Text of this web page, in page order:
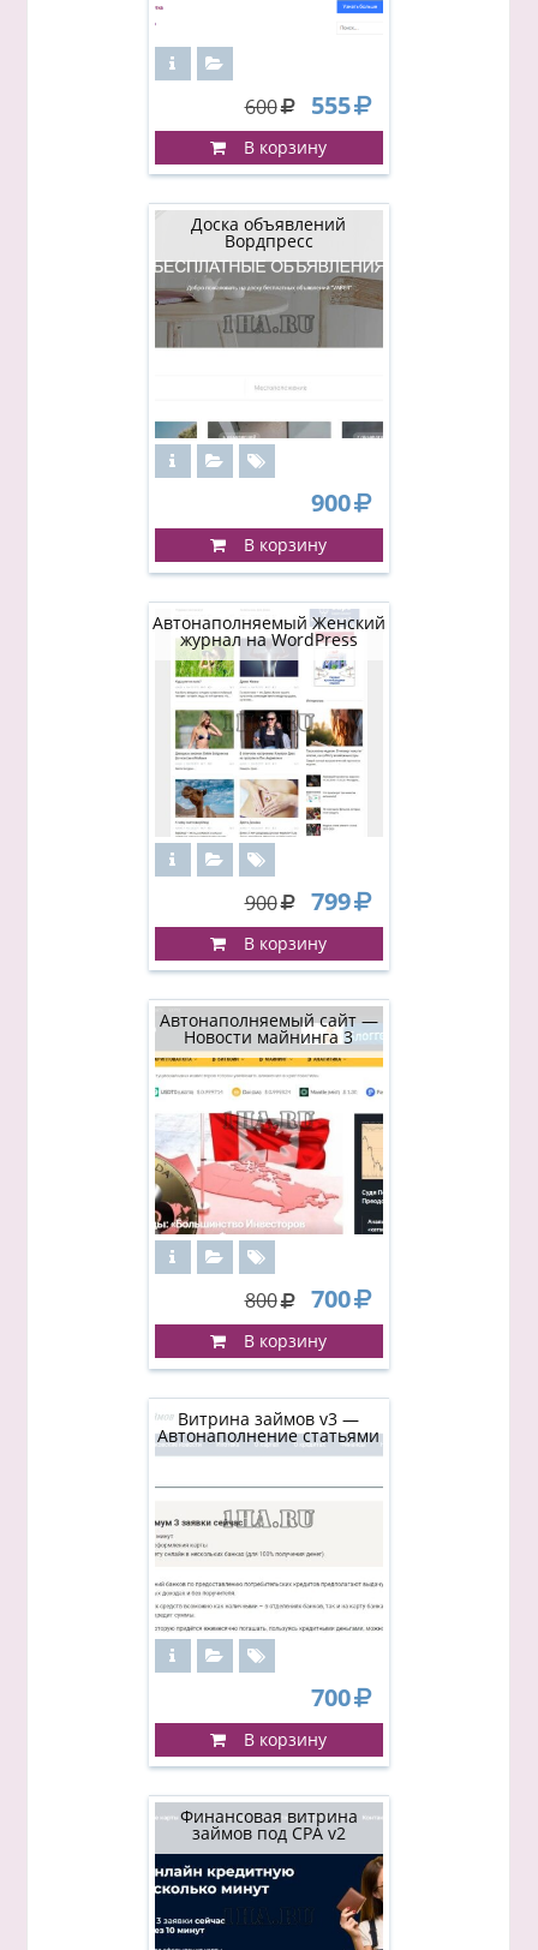
600 555
В корзину
Доска объявлений
Вордпресс
900
В корзину
Автонаполняемый Женский
журнал на WordPress
900 799
В корзину
Автонаполняемый сайт —
Новости майнинга 3
800 700
В корзину
Витрина займов v3 —
Автонаполнение статьями
700
В корзину
Финансовая витрина
займов под CPA v2